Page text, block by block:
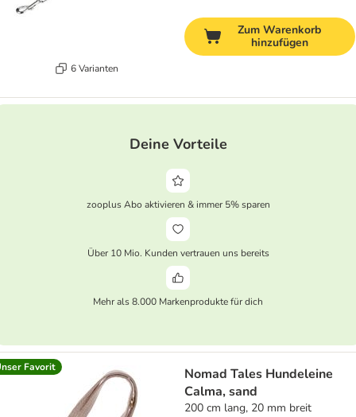
6 Varianten
Zum Warenkorb
hinzufügen
Deine Vorteile
zooplus Abo aktivieren & immer 5% sparen
Über 10 Mio. Kunden vertrauen uns bereits
Mehr als 8.000 Markenprodukte für dich
Favorit
Nomad Tales Hundeleine
Calma, sand
200 cm lang, 20 mm breit